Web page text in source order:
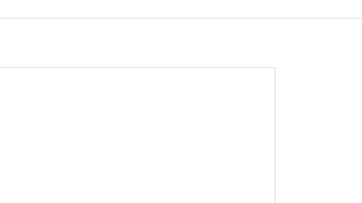
たぬきとか、野球再開してみた